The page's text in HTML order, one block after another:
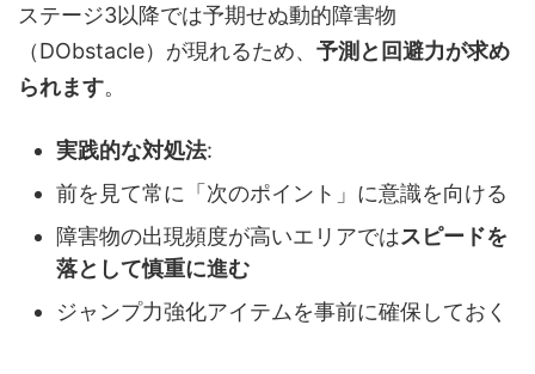
ステージ3以降では予期せぬ動的障害物
（DObstacle）が現れるため、 予測と回避力が求め
られます。
実践的な対処法:
前を見て常に「次のポイント」に意識を向ける
障害物の出現頻度が高いエリアではスピードを
落として慎重に進む
ジャンプ力強化アイテムを事前に確保しておく